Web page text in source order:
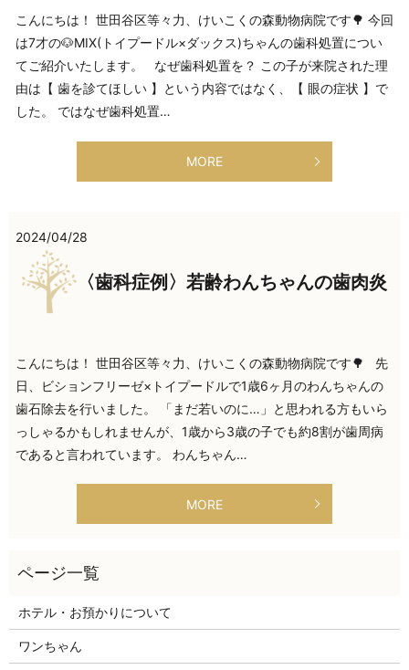
こんにちは！ 世田谷区等々力、けいこくの森動物病院です🌳 今回
は7才の🐶MIX(トイプードル×ダックス)ちゃんの歯科処置につい
てご紹介いたします。 なぜ歯科処置を？ この子が来院された理
由は【 歯を診てほしい 】という内容ではなく、【 眼の症状 】で
した。 ではなぜ歯科処置…
MORE
2024/04/28
〈歯科症例〉若齢わんちゃんの歯肉炎
こんにちは！ 世田谷区等々力、けいこくの森動物病院です🌳 先
日、ビションフリーゼ×トイプードルで1歳6ヶ月のわんちゃんの
歯石除去を行いました。 「まだ若いのに…」と思われる方もいら
っしゃるかもしれませんが、1歳から3歳の子でも約8割が歯周病
であると言われています。 わんちゃん…
MORE
ホテル・お預かりについて
ワンちゃん